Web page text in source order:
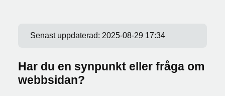
Senast uppdaterad: 2025-08-29 17:34
Har du en synpunkt eller fråga om
webbsidan?